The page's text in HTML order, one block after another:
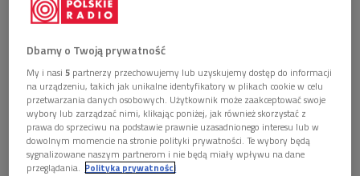
Książka "Szparagi solić, krety gubić", która ukazała
się pod koniec roku jest rzadkim przypadkiem
wydania drukiem XIX-wiecznego zeszytu dworskich
zapisek gospodarczych. Poza przepisami
praktycznymi dotyczącymi prowadzenia
gospodarstwa i domowego wyrobu różnego rodzaju
środków i lekarstw, zeszyt zawiera bogaty zbiór
przepisów na dania kuchni polskiej, szczególnie
wielkopolskiej.
Dbamy o Twoją prywatność
My i nasi5 partnerzy przechowujemy lub uzyskujemy dostęp do informacji
na urządzeniu, takich jak unikalne identyfikatory w plikach cookie w celu
przetwarzania danych osobowych. Użytkownik może zaakceptować swoje
wybory lub zarządzać nimi, klikając poniżej, jak również skorzystać z
prawa do sprzeciwu na podstawie prawnie uzasadnionego interesu lub w
dowolnym momencie na stronie polityki prywatności. Te wybory będą
sygnalizowane naszym partnerom i nie będą miały wpływu na dane
przeglądania. Polityka prywatności